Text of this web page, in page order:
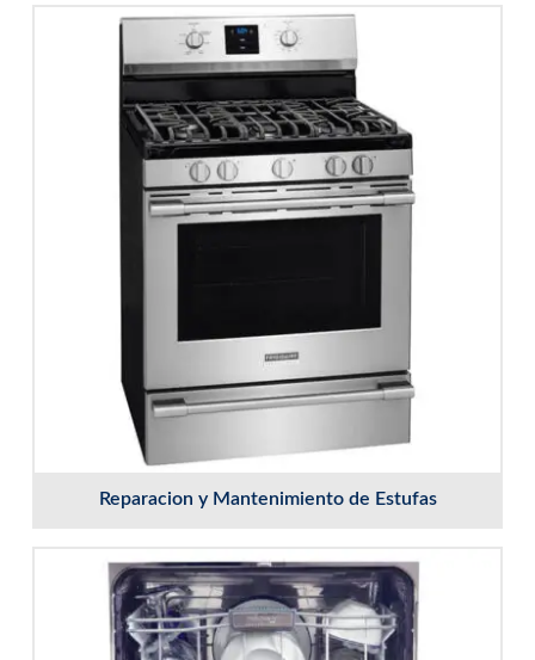
Reparacion y Mantenimiento de Estufas